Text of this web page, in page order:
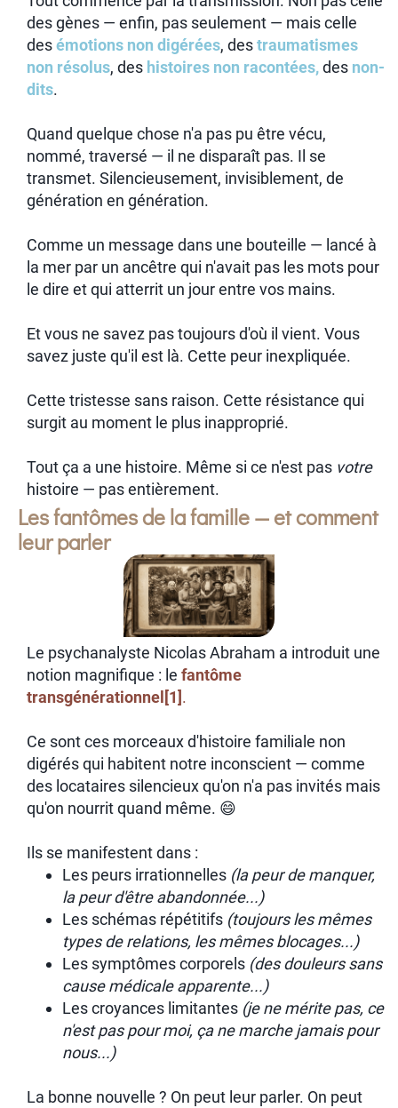
des gènes — enfin, pas seulement — mais celle
desémotions non digérées, destraumatismes
non résolus, des histoires non racontées,des non-
dits.
Quand quelque chose n'a pas pu être vécu,
nommé, traversé — il ne disparaît pas. Il se
transmet. Silencieusement, invisiblement, de
génération en génération.
Comme un message dans une bouteille — lancé à
la mer par un ancêtre qui n'avait pas les mots pour
le dire et qui atterrit un jour entre vos mains.
Et vous ne savez pas toujours d'où il vient. Vous
savez juste qu'il est là. Cette peur inexpliquée.
Cette tristesse sans raison. Cette résistance qui
surgit au moment le plus inapproprié.
Tout ça a une histoire. Même si ce n'est pas votre
histoire — pas entièrement.
Les fantômes de la famille — et comment
leur parler
Le psychanalyste Nicolas Abraham a introduit une
notion magnifique : le fantôme
transgénérationnel[1].
Ce sont ces morceaux d'histoire familiale non
digérés qui habitent notre inconscient — comme
des locataires silencieux qu'on n'a pas invités mais
qu'on nourrit quand même. 😄
Ils se manifestent dans :
Les peurs irrationnelles (la peur de manquer,
la peur d'être abandonnée...)
Les schémas répétitifs (toujours les mêmes
types de relations, les mêmes blocages...)
Les symptômes corporels (des douleurs sans
cause médicale apparente...)
Les croyances limitantes (je ne mérite pas, ce
n'est pas pour moi, ça ne marche jamais pour
nous...)
La bonne nouvelle ? On peut leur parler. On peut